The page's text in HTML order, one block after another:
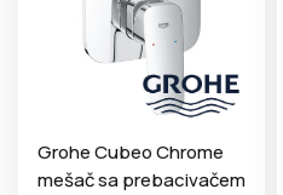
Grohe Cubeo Chrome
mešač sa prebacivačem